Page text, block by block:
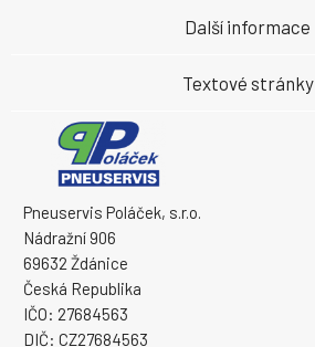
Pneuservis Poláček, s.r.o.
Nádražní 906
69632 Ždánice
Česká Republika
IČO: 27684563
DIČ: CZ27684563
Další informace
Textové stránky